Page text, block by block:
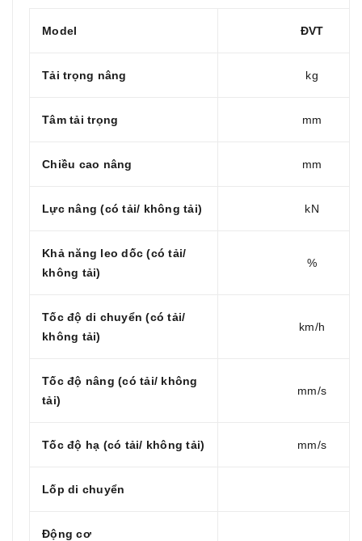
Model ĐVT
Tải trọng nâng kg
Tâm tải trọng mm
Chiều cao nâng mm
Lực nâng (có tải/ không tải) kN
Khả năng leo dốc (có tải/
không tải)
%
Tốc độ di chuyển (có tải/
không tải)
km/h
Tốc độ nâng (có tải/ không
tải)
mm/s
Tốc độ hạ (có tải/ không tải) mm/s
Lốp di chuyển
Động cơ